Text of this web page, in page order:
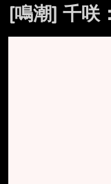
[鳴潮] 千咲